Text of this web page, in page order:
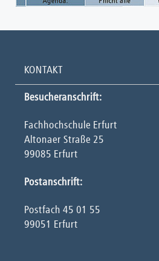
KONTAKT
Besucheranschrift:
Fachhochschule Erfurt
Altonaer Straße 25
99085 Erfurt
Postanschrift:
Postfach 45 01 55
99051 Erfurt